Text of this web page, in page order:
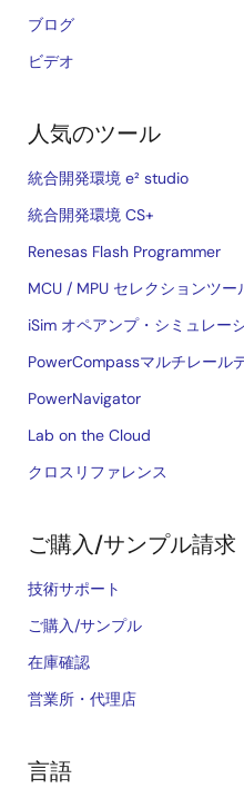
ブログ
ビデオ
人気のツール
統合開発環境 e² studio
統合開発環境 CS+
Renesas Flash Programmer
MCU / MPU セレクションツー
iSim オペアンプ・シミュレー
PowerCompassマルチレール
PowerNavigator
Lab on the Cloud
クロスリファレンス
ご購入/サンプル請求
技術サポート
ご購入/サンプル
在庫確認
営業所・代理店
言語